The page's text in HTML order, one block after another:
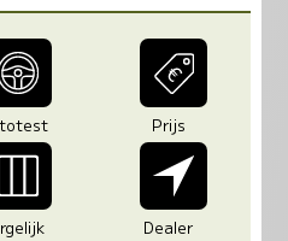
Prijs
Dealer